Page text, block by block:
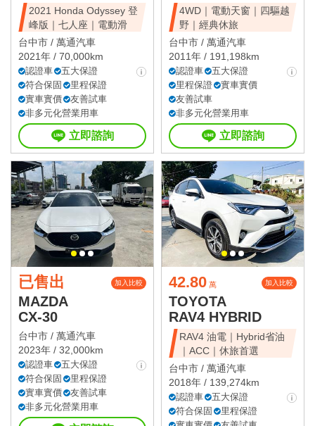
2021 Honda Odyssey 登
峰版｜七人座｜電動滑
台中市 / 萬通汽車
2021年 / 70,000km
認證車
五大保證
符合保固
里程保證
實車實價
友善試車
非多元化營業用車
立即諮詢
4WD｜電動天窗｜四驅越
野｜經典休旅
台中市 / 萬通汽車
2011年 / 191,198km
認證車
五大保證
里程保證
實車實價
友善試車
非多元化營業用車
立即諮詢
已售出 加入比較
MAZDA
CX-30
台中市 / 萬通汽車
2023年 / 32,000km
認證車
五大保證
符合保固
里程保證
實車實價
友善試車
非多元化營業用車
42.80 萬 加入比較
TOYOTA
RAV4 HYBRID
RAV4 油電｜Hybrid省油
｜ACC｜休旅首選
台中市 / 萬通汽車
2018年 / 139,274km
認證車
五大保證
符合保固
里程保證